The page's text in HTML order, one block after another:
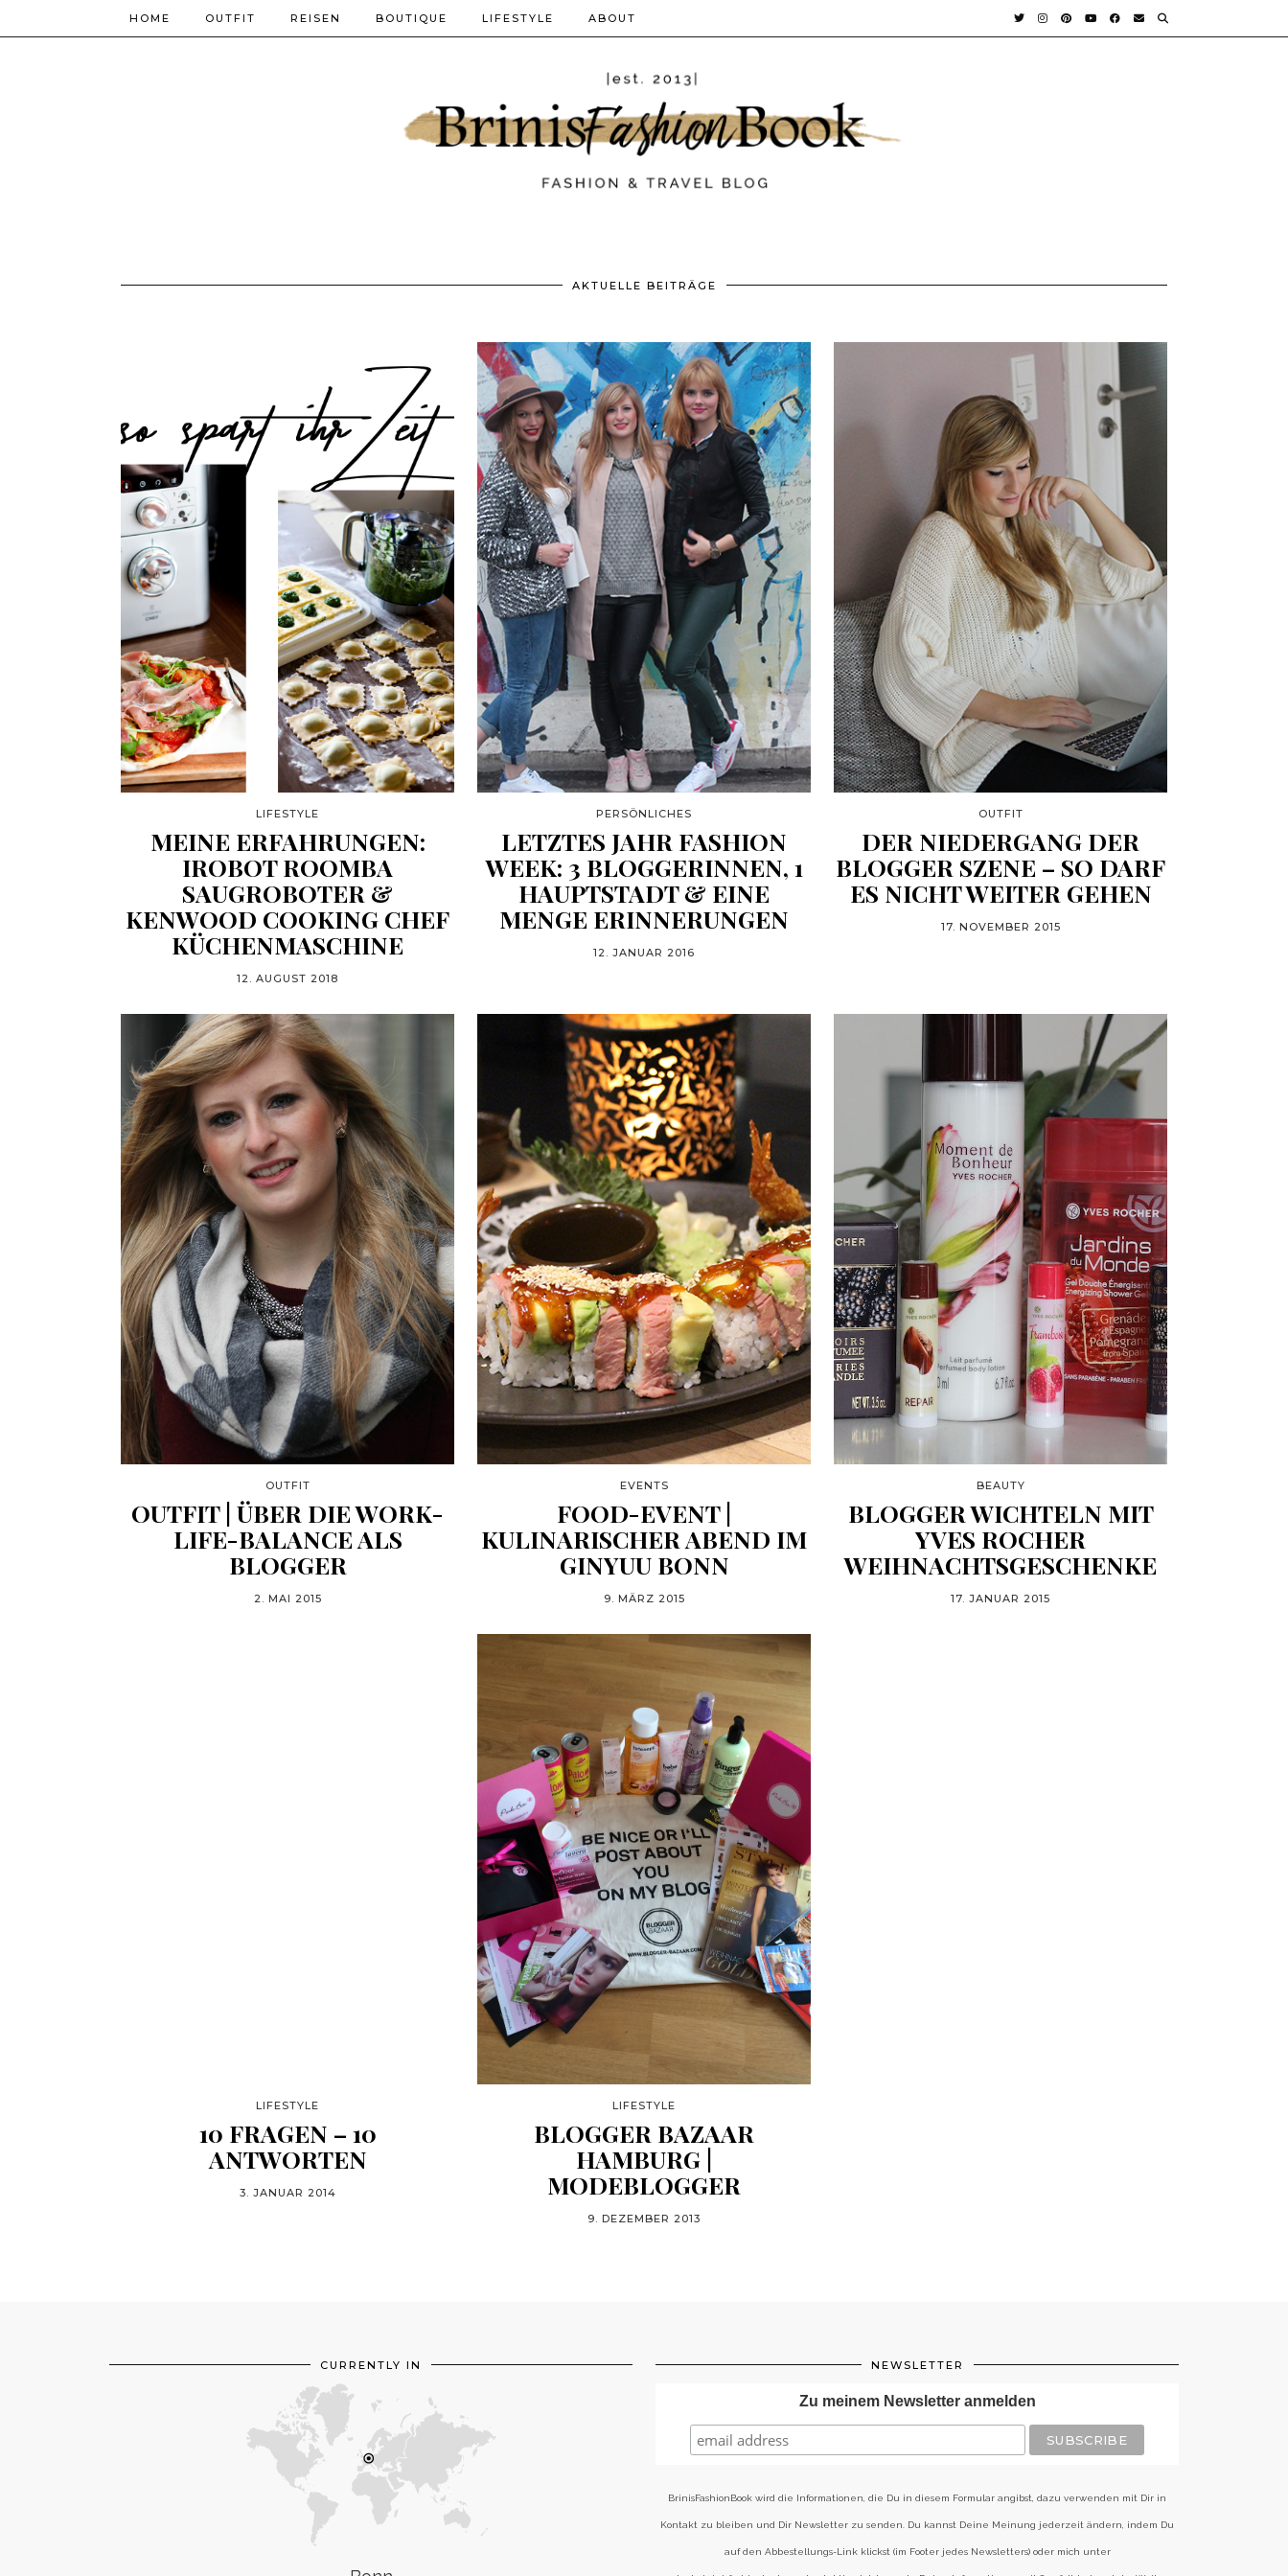
HOME OUTFIT REISEN BOUTIQUE LIFESTYLE ABOUT
AKTUELLE BEITRÄGE
LIFESTYLE
MEINE ERFAHRUNGEN:
IROBOT ROOMBA
SAUGROBOTER &
KENWOOD COOKING CHEF
KÜCHENMASCHINE
12. AUGUST 2018
PERSÖNLICHES
LETZTES JAHR FASHION
WEEK: 3 BLOGGERINNEN, 1
HAUPTSTADT & EINE
MENGE ERINNERUNGEN
12. JANUAR 2016
OUTFIT
DER NIEDERGANG DER
BLOGGER SZENE – SO DARF
ES NICHT WEITER GEHEN
17. NOVEMBER 2015
OUTFIT
OUTFIT | ÜBER DIE WORK-
LIFE-BALANCE ALS
BLOGGER
2. MAI 2015
EVENTS
FOOD-EVENT |
KULINARISCHER ABEND IM
GINYUU BONN
9. MÄRZ 2015
BEAUTY
BLOGGER WICHTELN MIT
YVES ROCHER
WEIHNACHTSGESCHENKE
17. JANUAR 2015
LIFESTYLE
10 FRAGEN – 10
ANTWORTEN
3. JANUAR 2014
LIFESTYLE
BLOGGER BAZAAR
HAMBURG |
MODEBLOGGER
9. DEZEMBER 2013
CURRENTLY IN NEWSLETTER
Zu meinem Newsletter anmelden
BrinisFashionBook wird die Informationen, die Du in diesem Formular angibst, dazu verwenden mit Dir in
Kontakt zu bleiben und Dir Newsletter zu senden. Du kannst Deine Meinung jederzeit ändern, indem Du
auf den Abbestellungs-Link klickst (im Footer jedes Newsletters) oder mich unter